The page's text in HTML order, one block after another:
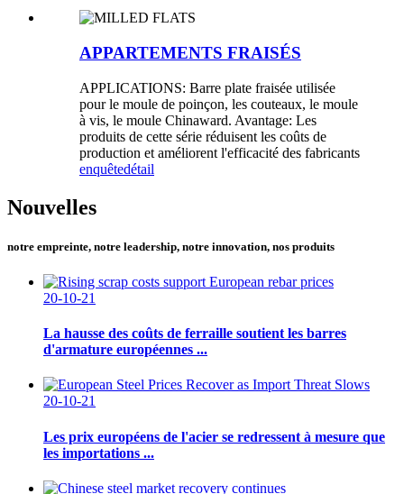
APPARTEMENTS FRAISÉS
APPLICATIONS: Barre plate fraisée utilisée
pour le moule de poinçon, les couteaux, le moule
à vis, le moule Chinaward. Avantage: Les
produits de cette série réduisent les coûts de
production et améliorent l'efficacité des fabricants
enquêtedétail
Nouvelles
notre empreinte, notre leadership, notre innovation, nos produits
20-10-21
La hausse des coûts de ferraille soutient les barres
d'armature européennes ...
20-10-21
Les prix européens de l'acier se redressent à mesure que
les importations ...